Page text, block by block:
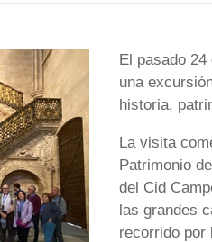
El pasado
una
historia,
La visita
Patrimonio
del Cid
las grandes
recorrido por